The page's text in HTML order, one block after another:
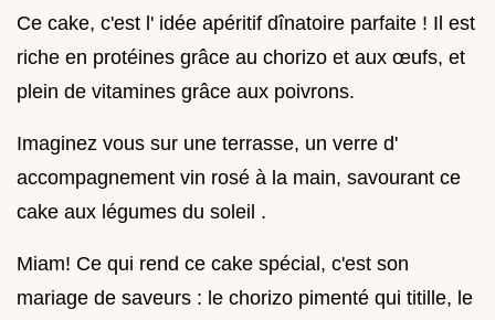
Ce cake, c'est l' idée apéritif dînatoire parfaite ! Il est
riche en protéines grâce au chorizo et aux œufs, et
plein de vitamines grâce aux poivrons.
Imaginez vous sur une terrasse, un verre d'
accompagnement vin rosé à la main, savourant ce
cake aux légumes du soleil .
Miam! Ce qui rend ce cake spécial, c'est son
mariage de saveurs : le chorizo pimenté qui titille, le